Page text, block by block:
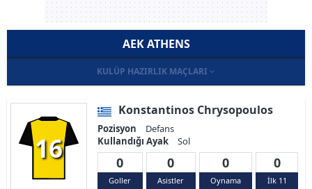
AEK ATHENS
KULÜP HAZIRLIK MAÇLARI
16
Konstantinos Chrysopoulos
Pozisyon
Defans
Kullandığı Ayak
Sol
0
Goller
0
Asistler
0
Oynama
0
İlk 11